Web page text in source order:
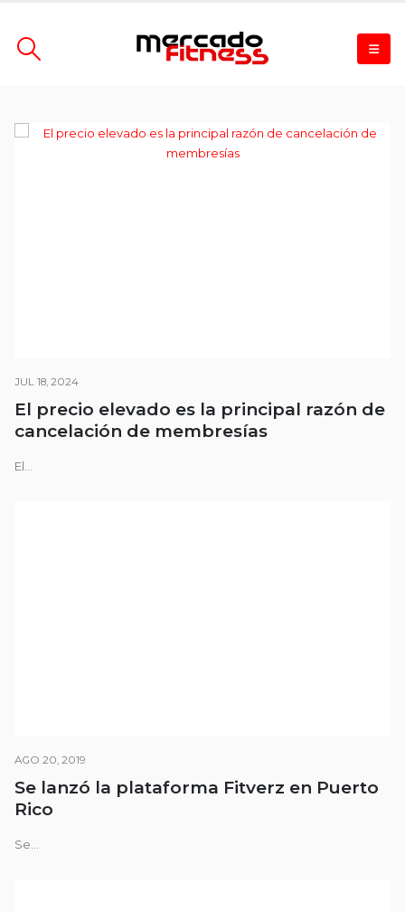
JUL 18, 2024
El precio elevado es la principal razón de
cancelación de membresías
El...
AGO 20, 2019
Se lanzó la plataforma Fitverz en Puerto
Rico
Se...